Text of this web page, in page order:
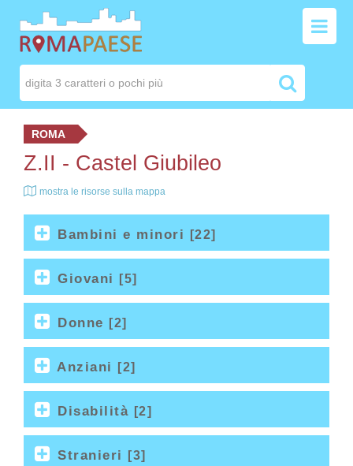
ROMA
Z.II - Castel Giubileo
mostra le risorse sulla mappa
Bambini e minori [22]
Giovani [5]
Donne [2]
Anziani [2]
Disabilità [2]
Stranieri [3]